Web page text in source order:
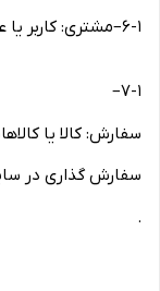
۶-۱–مشتری: کاربر
۷-۱–
سفارش: کالا یا
سفارش گذاری در
.